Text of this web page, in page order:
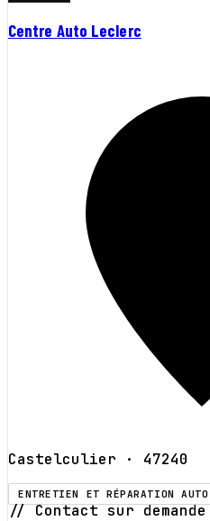
Centre Auto Leclerc
Castelculier · 47240
ENTRETIEN ET RÉPARATION AUTO
// Contact sur demande